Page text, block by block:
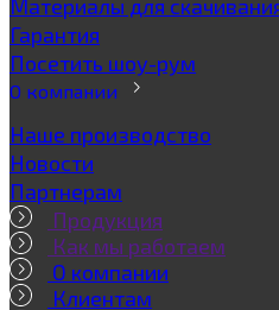
Материалы для
Гарантия
Посетить шоу-рум
О компании
Наше производство
Новости
Партнерам
Продукция
Как мы работаем
О компании
Клиентам